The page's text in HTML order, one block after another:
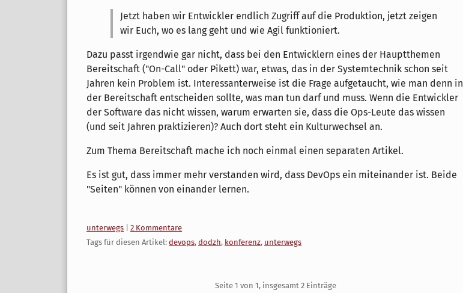
Jetzt haben wir Entwickler endlich Zugriff auf die Produktion, jetzt zeigen
wir Euch, wo es lang geht und wie Agil funktioniert.
Dazu passt irgendwie gar nicht, dass bei den Entwicklern eines der Hauptthemen
Bereitschaft ("On-Call" oder Pikett) war, etwas, das in der Systemtechnik schon seit
Jahren kein Problem ist. Interessanterweise ist die Frage aufgetaucht, wie man denn in
der Bereitschaft entscheiden sollte, was man tun darf und muss. Wenn die Entwickler
der Software das nicht wissen, warum erwarten sie, dass die Ops-Leute das wissen
(und seit Jahren praktizieren)? Auch dort steht ein Kulturwechsel an.
Zum Thema Bereitschaft mache ich noch einmal einen separaten Artikel.
Es ist gut, dass immer mehr verstanden wird, dass DevOps ein miteinander ist. Beide
"Seiten" können von einander lernen.
Kategorien:
unterwegs
2 Kommentare
Tags für diesen Artikel: devops, dodzh, konferenz, unterwegs
Seite 1 von 1, insgesamt 2 Einträge